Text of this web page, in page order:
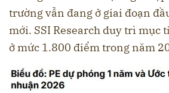
trường vẫn đang ở giai đoạn
mới. SSI Research duy trì mục
ở mức 1.800 điểm trong năm